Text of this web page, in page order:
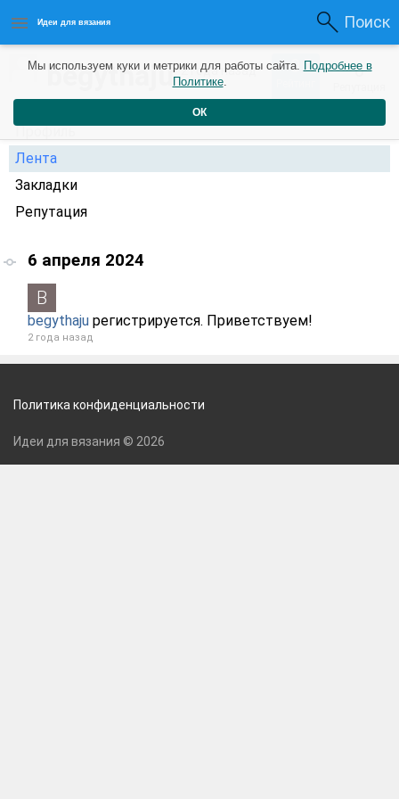
Идеи для вязания Поиск
begythaju2 года назад 0 0
Профиль
Лента
Закладки
Репутация
6 апреля 2024
begythaju регистрируется. Приветствуем!
2 года назад
Мы используем куки и метрики для работы сайта. Подробнее в
Политике.
ОК
Политика конфиденциальности
Идеи для вязания © 2026